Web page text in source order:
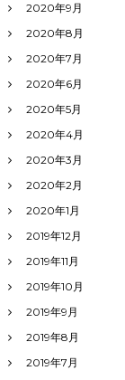
2020年9月
2020年8月
2020年7月
2020年6月
2020年5月
2020年4月
2020年3月
2020年2月
2020年1月
2019年12月
2019年11月
2019年10月
2019年9月
2019年8月
2019年7月